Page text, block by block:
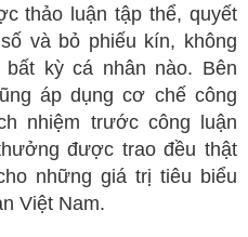
thảo luận tập thể, quyết
và bỏ phiếu kín, không
kỳ cá nhân nào. Bên
áp dụng cơ chế công
nhiệm trước công luận
được trao đều thật
những giá trị tiêu biểu
Việt Nam.